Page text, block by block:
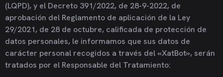
(LQPD), y el Decreto 391/2022, de 28-9-2022, de
aprobación del Reglamento de aplicación de la Ley
29/2021, de 28 de octubre, calificada de protección de
datos personales, le informamos que sus datos de
carácter personal recogidos a través del «XatBot», serán
tratados por el Responsable del Tratamiento: